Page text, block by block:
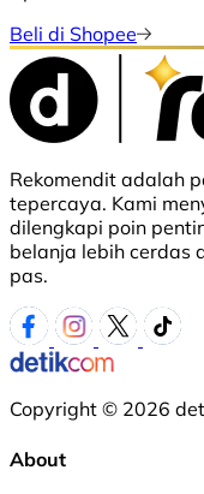
Beli di Shopee
Rekomendit adalah
tepercaya. Kami
dilengkapi poin
belanja lebih cerdas
pas.
Copyright © 2026
About